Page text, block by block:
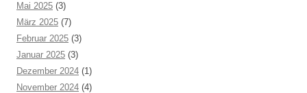
Mai 2025 (3)
März 2025 (7)
Februar 2025 (3)
Januar 2025 (3)
Dezember 2024 (1)
November 2024 (4)